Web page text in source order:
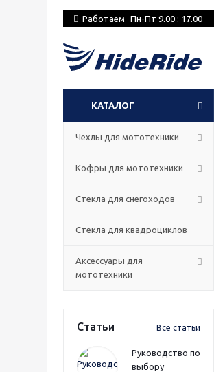
Работаем Пн-Пт 9.00 : 17.00
КАТАЛОГ
Чехлы для мототехники
Кофры для мототехники
Стекла для снегоходов
Стекла для квадроциклов
Аксессуары для
мототехники
Статьи Все статьи
Руководство по
выбору